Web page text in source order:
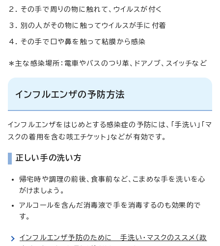
その手で周りの物に触れて、ウイルスが付く
別の人がその物に触ってウイルスが手に付着
その手で口や鼻を触って粘膜から感染
＊主な感染場所：電車やバスのつり革、ドアノブ、スイッチなど
インフルエンザの予防方法
インフルエンザをはじめとする感染症の予防には、「手洗い」「マ
スクの着用を含む咳エチケット」などが有効です。
正しい手の洗い方
帰宅時や調理の前後、食事前など、こまめな手を洗いを心
がけましょう。
アルコールを含んだ消毒液で手を消毒するのも効果的で
す。
インフルエンザ予防のために 手洗い・マスクのススメ（政